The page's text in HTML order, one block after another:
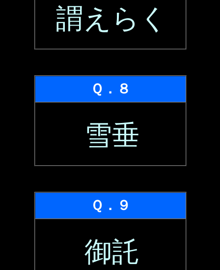
謂えらく
Ｑ．８
雪垂
Ｑ．９
御託